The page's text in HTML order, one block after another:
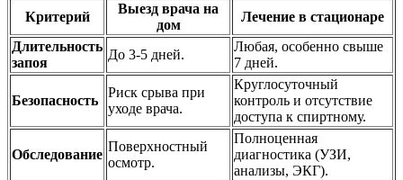
Критерий
Выезд врача на
дом
Лечение в стационаре
Длительность
запоя
До 3-5 дней.
Любая, особенно свыше
7 дней.
Безопасность
Риск срыва при
уходе врача.
Круглосуточный
контроль и отсутствие
доступа к спиртному.
Обследование
Поверхностный
осмотр.
Полноценная
диагностика (УЗИ,
анализы, ЭКГ).